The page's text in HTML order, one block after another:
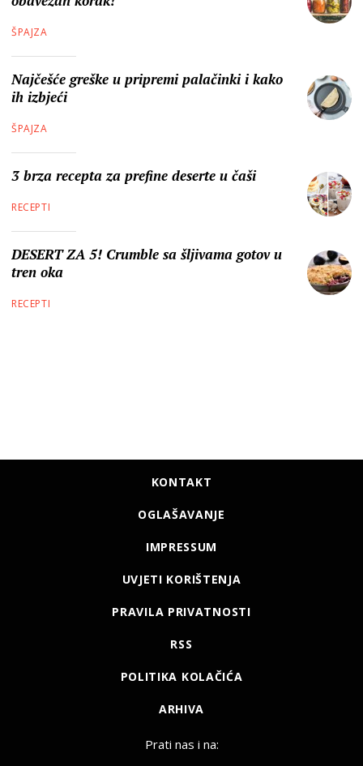
ŠPAJZA
Najčešće greške u pripremi palačinki i kako
ih izbjeći
ŠPAJZA
3 brza recepta za prefine deserte u čaši
RECEPTI
DESERT ZA 5! Crumble sa šljivama gotov u
tren oka
RECEPTI
KONTAKT
OGLAŠAVANJE
IMPRESSUM
UVJETI KORIŠTENJA
PRAVILA PRIVATNOSTI
RSS
POLITIKA KOLAČIĆA
ARHIVA
Prati nas i na: